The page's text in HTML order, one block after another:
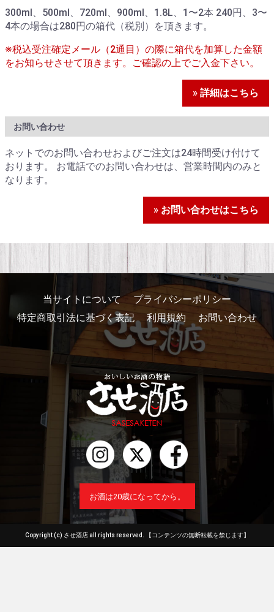
300ml、500ml、720ml、900ml、1.8L、1〜2本 240円、3〜
4本の場合は280円の箱代（税別）を頂きます。
※税込受注確定メール（2通目）の際に箱代を加算した金額
をお知らせさせて頂きます。ご確認の上でご入金下さい。
» 詳細はこちら
お問い合わせ
ネットでのお問い合わせおよびご注文は24時間受け付けて
おります。 お電話でのお問い合わせは、営業時間内のみと
なります。
» お問い合わせはこちら
当サイトについて
プライバシーポリシー
特定商取引法に基づく表記
利用規約 お問い合わせ
お酒は20歳になってから。
Copyright (c) させ酒店 all rights reserved. 【コンテンツの無断転載を禁じます】